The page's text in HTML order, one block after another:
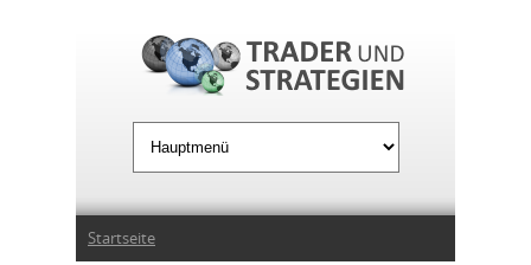
Sie sind hier
Startseite